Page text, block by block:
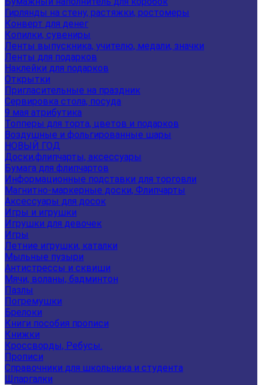
Гирлянды на стену, растяжки, ростомеры
Конверт для денег
Копилки, сувениры
Ленты выпускника, учителю, медали, значки
Ленты для подарков
Наклейки для подарков
Открытки
Пригласительные на праздник
Сервировка стола, посуда
9 мая атрибутика
Топперы для торта, цветов и подарков
Воздушные и фольгированные шары
НОВЫЙ ГОД
Доски,флипчарты, аксессуары
Бумага для флипчартов
Информационные подставки для торговли
Магнитно-маркерные доски, Флипчарты
Аксессуары для досок
Игры и игрушки
Игрушки для девочек
Игры
Летние игрушки, каталки
Мыльные пузыри
Антистрессы и сквиши
Мячи, воланы, бадминтон
Пазлы
Погремушки
Брелоки
Книги пособия прописи
Книжки
Кроссворды, Ребусы.
Прописи
Справочники для школьника и студента
Шпаргалки